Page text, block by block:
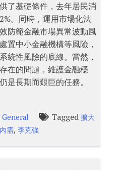
了基礎條件，去年居民消
。同時，運用市場化法
防範金融市場異常波動風
置中小金融機構等風險，
統性風險的底線。當然，
在的問題，維護金融穩
是長期而艱巨的任務。
General Tagged 擴大
內需,李克強